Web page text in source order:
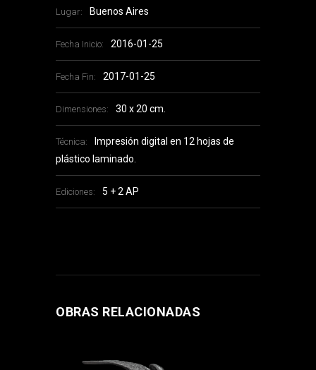
Lugar: Buenos Aires
Fecha Inicio: 2016-01-25
Fecha Fin: 2017-01-25
Dimensiones: 30 x 20 cm.
Técnica:
Impresión digital en 12 hojas de
plástico laminado.
Ediciones: 5 + 2 AP
OBRAS RELACIONADAS